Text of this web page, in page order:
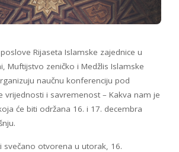
Rijaseta Islamske zajednice u
Muftijstvo zeničko i Medžlis Islamske
naučnu konferenciju pod
vrijednosti i savremenost – Kakva nam je
će biti održana 16. i 17. decembra
svečano otvorena u utorak, 16.